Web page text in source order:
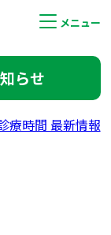
メニュー
らせ
療時間 最新情報